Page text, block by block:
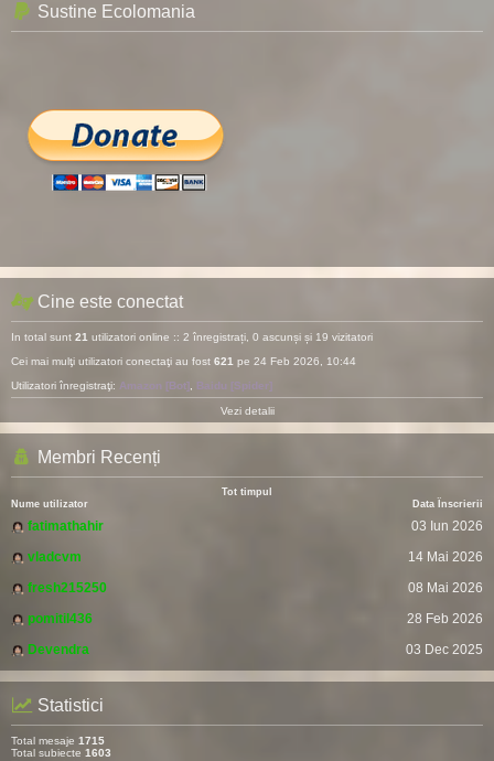
Sustine Ecolomania
Cine este conectat
In total sunt 21 utilizatori online :: 2 înregistrați, 0 ascunși și 19 vizitatori
Cei mai mulţi utilizatori conectaţi au fost 621 pe 24 Feb 2026, 10:44
Utilizatori înregistraţi: Amazon [Bot] Baidu [Spider]
Vezi detalii
Membri Recenți
Tot timpul
Nume utilizator
Data Înscrierii
fatimathahir
03 Iun 2026
vladcvm
14 Mai 2026
fresh215250
08 Mai 2026
pomitil436
28 Feb 2026
Devendra
03 Dec 2025
Statistici
Total mesaje 1715
Total subiecte 1603